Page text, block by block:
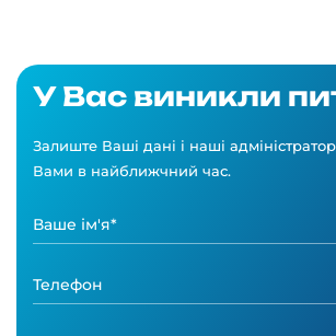
У Вас виникли
Залиште Ваші дані і наші
Вами в найближчний час.